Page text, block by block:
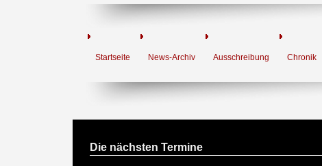
Startseite News-Archiv Ausschreibung Chronik
Die nächsten Termine